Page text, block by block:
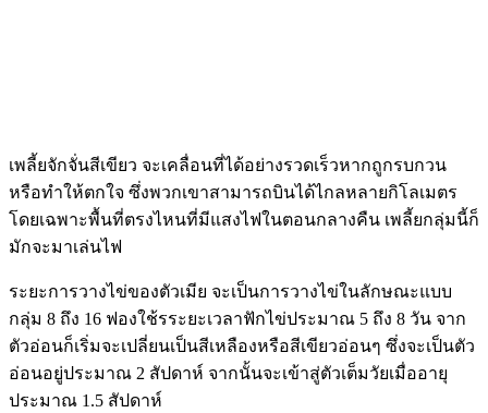
เพลี้ยจักจั่นสีเขียว จะเคลื่อนที่ได้อย่างรวดเร็วหากถูกรบกวน
หรือทำให้ตกใจ ซึ่งพวกเขาสามารถบินได้ไกลหลายกิโลเมตร
โดยเฉพาะพื้นที่ตรงไหนที่มีแสงไฟในตอนกลางคืน เพลี้ยกลุ่มนี้ก็
มักจะมาเล่นไฟ
ระยะการวางไข่ของตัวเมีย จะเป็นการวางไข่ในลักษณะแบบ
กลุ่ม 8 ถึง 16 ฟองใช้รระยะเวลาฟักไข่ประมาณ 5 ถึง 8 วัน จาก
ตัวอ่อนก็เริ่มจะเปลี่ยนเป็นสีเหลืองหรือสีเขียวอ่อนๆ ซึ่งจะเป็นตัว
อ่อนอยู่ประมาณ 2 สัปดาห์ จากนั้นจะเข้าสู่ตัวเต็มวัยเมื่ออายุ
ประมาณ 1.5 สัปดาห์